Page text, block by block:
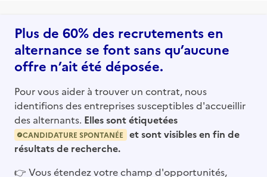
Plus de 60% des recrutements en
alternance se font sans qu’aucune
offre n’ait été déposée.
Pour vous aider à trouver un contrat, nous
identifions des entreprises susceptibles d'accueillir
des alternants. Elles sont étiquetées
CANDIDATURE SPONTANÉE
et sont visibles en fin de
résultats de recherche.
👉 Vous étendez votre champ d'opportunités,